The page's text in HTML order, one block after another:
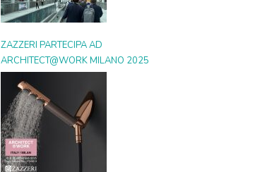
ZAZZERI PARTECIPA AD
ARCHITECT@WORK MILANO 2025